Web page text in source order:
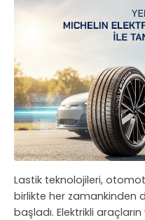
Lastik teknolojileri,
birlikte her zamankinden
başladı. Elektrikli